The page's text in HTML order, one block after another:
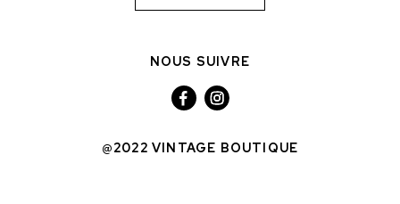
NOUS SUIVRE
@2022 VINTAGE BOUTIQUE